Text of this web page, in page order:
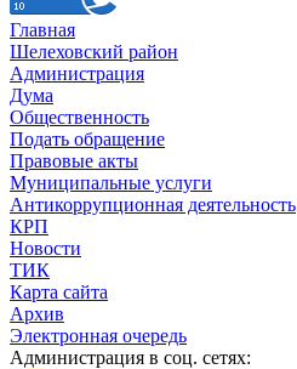
Главная
Шелеховский район
Администрация
Дума
Общественность
Подать обращение
Правовые акты
Муниципальные услуги
Антикоррупционная деятельность
КРП
Новости
ТИК
Карта сайта
Архив
Электронная очередь
Администрация в соц. сетях: